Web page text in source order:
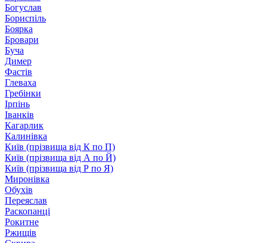
Богуслав
Бориспіль
Боярка
Бровари
Буча
Димер
Фастів
Глеваха
Гребінки
Ірпінь
Іванків
Кагарлик
Калинівка
Київ (прізвища від К по П)
Київ (прізвища від А по Й)
Київ (прізвища від Р по Я)
Миронівка
Обухів
Переяслав
Раскопанці
Рокитне
Ржищів